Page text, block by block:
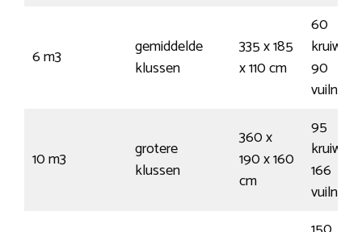
6 m3
gemiddelde
klussen
335 x 185
x 110 cm
60
90
10 m3
grotere
klussen
360 x
190 x 160
cm
95
166